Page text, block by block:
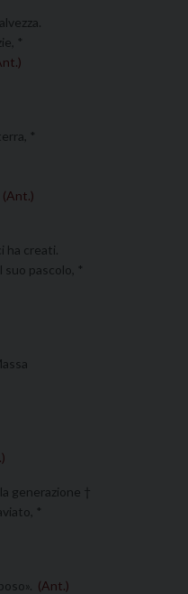
*
*
(Ant.)
ha creati.
suo pascolo, *
generazione †
*
(Ant.)